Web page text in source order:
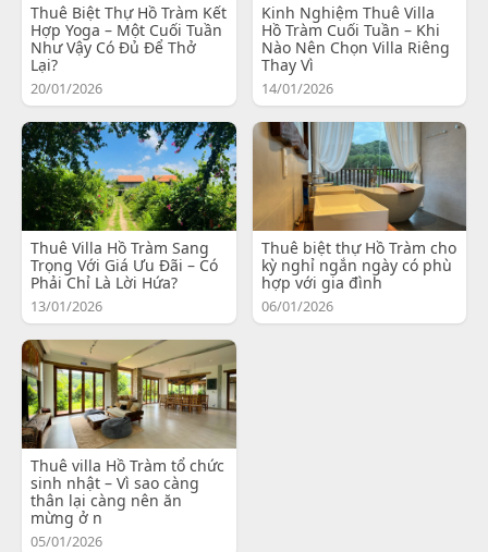
Thuê Biệt Thự Hồ Tràm Kết
Hợp Yoga – Một Cuối Tuần
Như Vậy Có Đủ Để Thở
Lại?
20/01/2026
Kinh Nghiệm Thuê Villa
Hồ Tràm Cuối Tuần – Khi
Nào Nên Chọn Villa Riêng
Thay Vì
14/01/2026
Thuê Villa Hồ Tràm Sang
Trọng Với Giá Ưu Đãi – Có
Phải Chỉ Là Lời Hứa?
13/01/2026
Thuê biệt thự Hồ Tràm cho
kỳ nghỉ ngắn ngày có phù
hợp với gia đình
06/01/2026
Thuê villa Hồ Tràm tổ chức
sinh nhật – Vì sao càng
thân lại càng nên ăn
mừng ở n
05/01/2026